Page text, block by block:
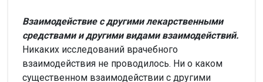
Взаимодействие с другими лекарственными
средствами и другими видами взаимодействий.
Никаких исследований врачебного
взаимодействия не проводилось. Ни о каком
существенном взаимодействии с другими